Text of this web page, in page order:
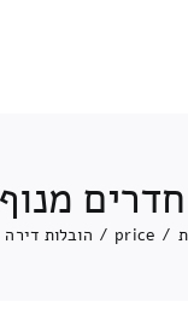
/
price
/ הובלות דירה 3x חדרים מנוף אילון ← למודיעין כולל פירוק והרכבה